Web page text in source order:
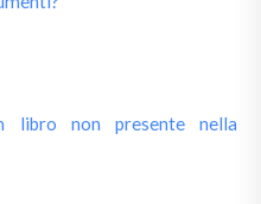
libro non presente nella